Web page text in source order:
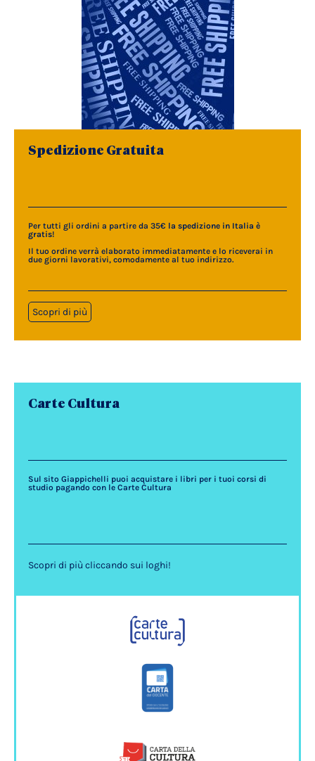
Spedizione Gratuita
Per tutti gli ordini a partire da 35€ la spedizione in Italia è
gratis!
Il tuo ordine verrà elaborato immediatamente e lo riceverai in
due giorni lavorativi, comodamente al tuo indirizzo.
Scopri di più
Carte Cultura
Sul sito Giappichelli puoi acquistare i libri per i tuoi corsi di
studio pagando con le Carte Cultura
Scopri di più cliccando sui loghi!